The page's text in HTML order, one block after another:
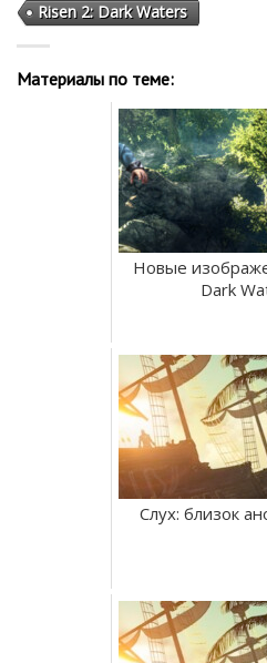
Risen 2: Dark Waters
Материалы по теме:
Новые
Dark
Слух: близок